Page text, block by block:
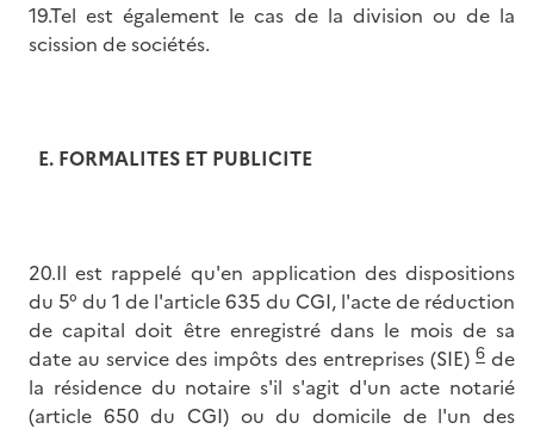
19.Tel est également le cas de la division ou de la
scission de sociétés.
E. FORMALITES ET PUBLICITE
20.Il est rappelé qu'en application des dispositions
du 5° du 1 de l'article 635 du CGI, l'acte de réduction
de capital doit être enregistré dans le mois de sa
date au service des impôts des entreprises (SIE) 6 de
la résidence du notaire s'il s'agit d'un acte notarié
(article 650 du CGI) ou du domicile de l'un des